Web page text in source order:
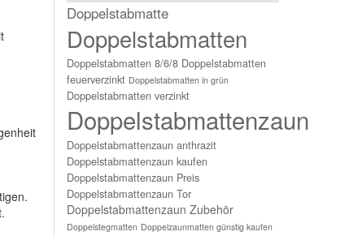
Doppelstabmatte
Doppelstabmatten
Doppelstabmatten 8/6/8 Doppelstabmatten
feuerverzinkt Doppelstabmatten in grün
Doppelstabmatten verzinkt
Doppelstabmattenzaun
Doppelstabmattenzaun anthrazit
Doppelstabmattenzaun kaufen
Doppelstabmattenzaun Preis
Doppelstabmattenzaun Tor
Doppelstabmattenzaun Zubehör
Doppelstegmatten Doppelzaunmatten günstig kaufen